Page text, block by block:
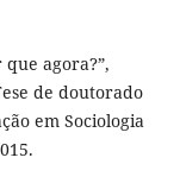
que agora?”,
de doutorado
em Sociologia